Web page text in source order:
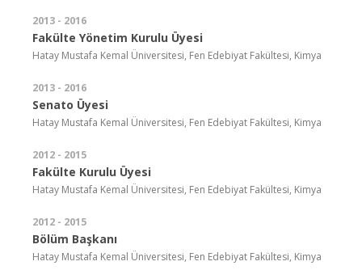
2013 - 2016
Fakülte Yönetim Kurulu Üyesi
Hatay Mustafa Kemal Üniversitesi, Fen Edebiyat Fakültesi, Kimya
2013 - 2016
Senato Üyesi
Hatay Mustafa Kemal Üniversitesi, Fen Edebiyat Fakültesi, Kimya
2012 - 2015
Fakülte Kurulu Üyesi
Hatay Mustafa Kemal Üniversitesi, Fen Edebiyat Fakültesi, Kimya
2012 - 2015
Bölüm Başkanı
Hatay Mustafa Kemal Üniversitesi, Fen Edebiyat Fakültesi, Kimya